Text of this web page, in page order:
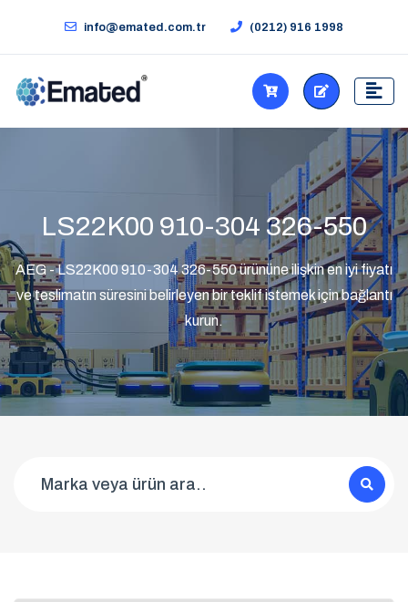
info@emated.com.tr (0212) 916 1998
LS22K00 910-304 326-550
AEG - LS22K00 910-304 326-550 ürününe ilişkin en iyi fiyatı
ve teslimatın süresini belirleyen bir teklif istemek için bağlantı
kurun.